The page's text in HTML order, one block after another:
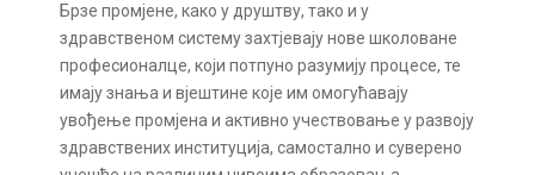
Брзе промјене, како у друштву, тако и у
здравственом систему захтјевају нове школоване
професионалце, који потпуно разумију процесе, те
имају знања и вјештине које им омогућавају
увођење промјена и активно учествовање у развоју
здравствених институција, самостално и суверено